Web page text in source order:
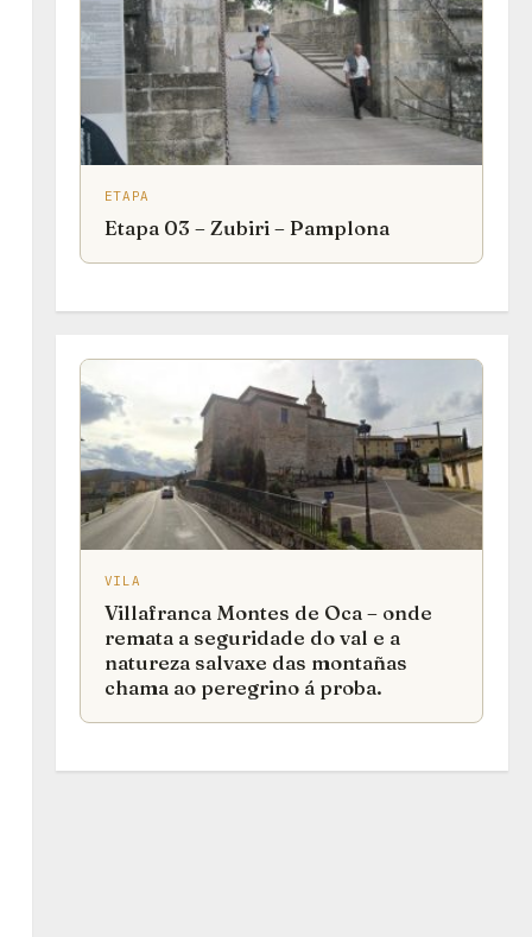
ETAPA
Etapa 03 – Zubiri – Pamplona
VILA
Villafranca Montes de Oca – onde
remata a seguridade do val e a
natureza salvaxe das montañas
chama ao peregrino á proba.